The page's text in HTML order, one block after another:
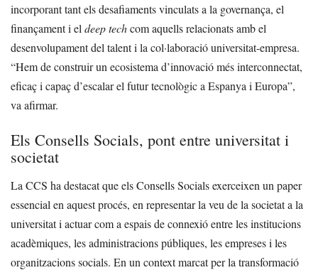
incorporant tant els desafiaments vinculats a la governança, el
finançament i el deep techcom aquells relacionats amb el
desenvolupament del talent i la col·laboració universitat-empresa.
“Hem de construir un ecosistema d’innovació més interconnectat,
eficaç i capaç d’escalar el futur tecnològic a Espanya i Europa”,
va afirmar.
Els Consells Socials, pont entre universitat i
societat
La CCS ha destacat que els Consells Socials exerceixen un paper
essencial en aquest procés, en representar la veu de la societat a la
universitat i actuar com a espais de connexió entre les institucions
acadèmiques, les administracions públiques, les empreses i les
organitzacions socials. En un context marcat per la transformació